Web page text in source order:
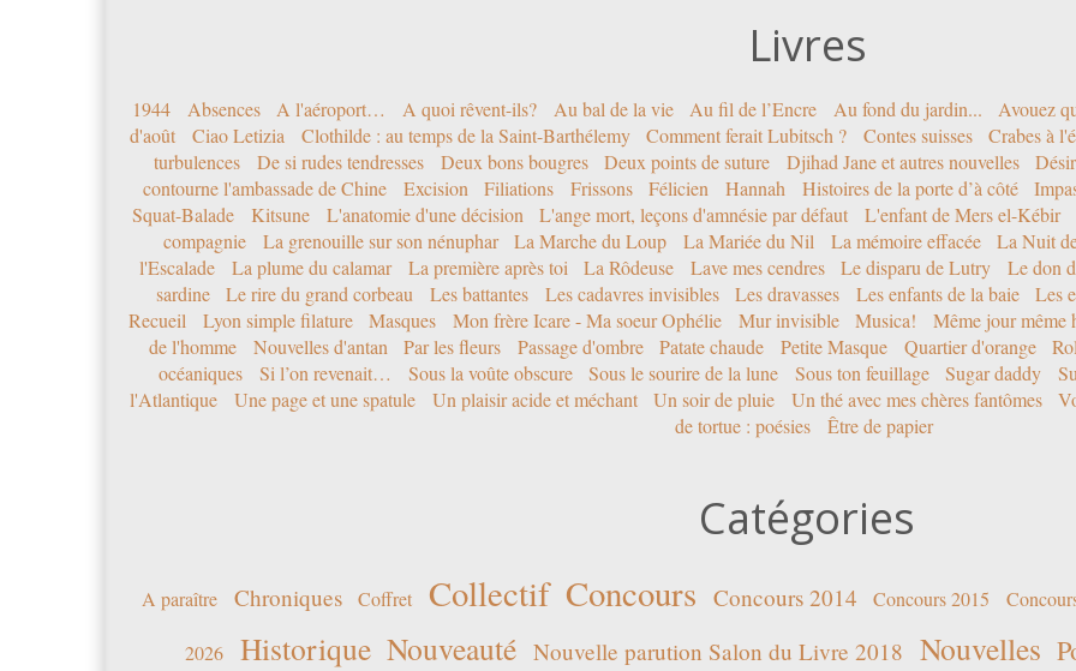
Livres
1944 Absences A l'aéroport… A quoi rêvent-ils? Au bal de la vie Au fil de l’Encre Au fond du jardin...
Avouez
d'août
Ciao Letizia Clothilde : au temps de la Saint-Barthélemy Comment ferait Lubitsch ? Contes suisses
Crabes à
turbulences
De si rudes tendresses Deux bons bougres Deux points de suture Djihad Jane et autres nouvelles
contourne l'ambassade de Chine
Excision Filiations Frissons Félicien Hannah Histoires de la porte d’à côté
Squat-Balade
Kitsune L'anatomie d'une décision L'ange mort, leçons d'amnésie par défaut
L'enfant de Mers el-Kébir
compagnie
La grenouille sur son nénuphar La Marche du Loup La Mariée du Nil La mémoire effacée
La Nuit
l'Escalade
La plume du calamar La première après toi La Rôdeuse Lave mes cendres Le disparu de Lutry
Le don
sardine
Le rire du grand corbeau Les battantes Les cadavres invisibles Les dravasses Les enfants de la baie
Les
Recueil
Lyon simple filature Masques Mon frère Icare - Ma soeur Ophélie Mur invisible Musica!
Même jour même
de l'homme
Nouvelles d'antan Par les fleurs Passage d'ombre Patate chaude Petite Masque Quartier d'orange
océaniques
Si l’on revenait… Sous la voûte obscure Sous le sourire de la lune Sous ton feuillage Sugar daddy
l'Atlantique
Une page et une spatule Un plaisir acide et méchant Un soir de pluie Un thé avec mes chères fantômes
de tortue : poésies
Être de papier
Catégories
A paraître Chroniques Coffret Collectif Concours Concours 2014 Concours 2015
2026 Historique Nouveauté Nouvelle parution Salon du Livre 2018 Nouvelles